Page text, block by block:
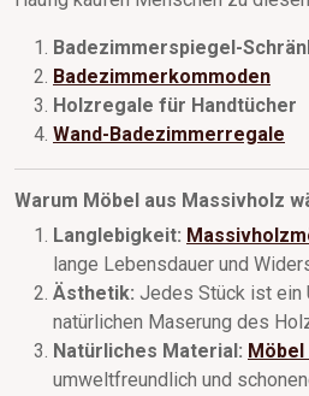
Badezimmerspiegel-
Badezimmerkommoden
Holzregale für Handtücher
Wand-Badezimmerregale
Warum Möbel aus Massivholz
Langlebigkeit:
lange Lebensdauer und
Ästhetik: Jedes Stück ist ein
natürlichen Maserung des
Natürliches Material: Möbel
umweltfreundlich und